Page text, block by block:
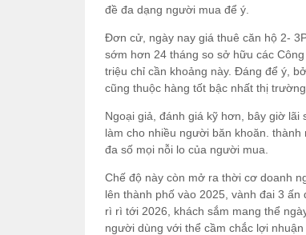
đề đa dạng người mua để ý.
Đơn cử, ngày nay giá thuê căn hộ 2-
sớm hơn 24 tháng so sở hữu các
triệu chỉ cần khoảng này. Đáng để ý,
cũng thuộc hàng tốt bậc nhất thị trường.
Ngoại giả, đánh giá kỹ hơn, bây giờ
làm cho nhiều người băn khoăn.
đa số mọi nỗi lo của người mua.
Chế độ này còn mở ra thời cơ doanh
lên thành phố vào 2025, vành đai 3
rì rì tới 2026, khách sắm mang thể
người dùng với thể cầm chắc lợi